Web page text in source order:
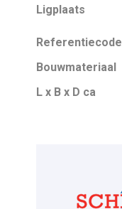
Ligplaats
Referentiecode
Bouwmateriaal
L x B x D ca